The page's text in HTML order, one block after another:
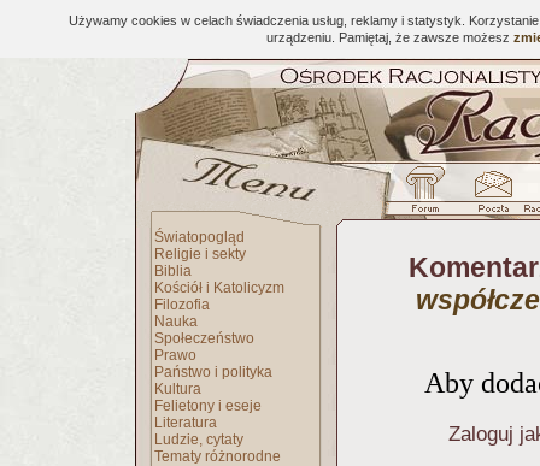
Używamy cookies w celach świadczenia usług, reklamy i statystyk.
urządzeniu. Pamiętaj, że zawsze możesz
Światopogląd
Religie i sekty
Biblia
Kościół i Katolicyzm
Filozofia
Nauka
Społeczeństwo
Prawo
Państwo i polityka
Kultura
Felietony i eseje
Literatura
Ludzie, cytaty
Tematy różnorodne
Aby
Zaloguj